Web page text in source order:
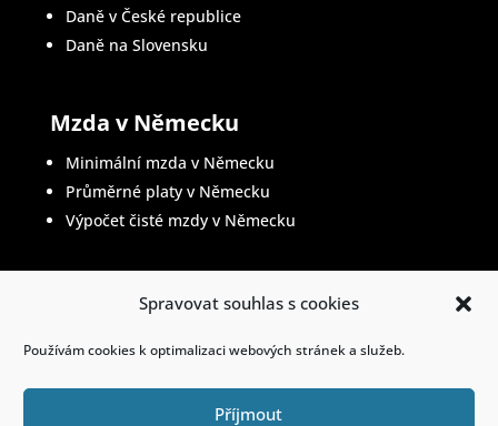
Spravovat souhlas s cookies
Používám cookies k optimalizaci webových stránek a služeb.
Příjmout
Daně v České republice
Daně na Slovensku
Mzda v Německu
Minimální mzda v Německu
Průměrné platy v Německu
Výpočet čisté mzdy v Německu
Životopis v němčině